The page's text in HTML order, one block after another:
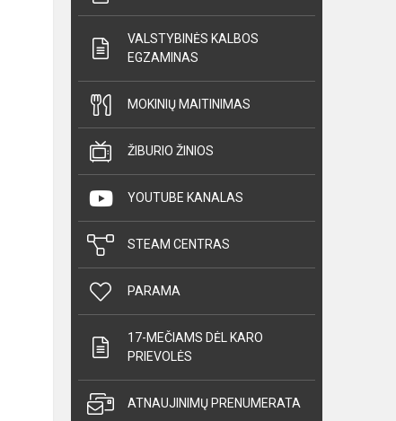
VALSTYBINĖS KALBOS
EGZAMINAS
MOKINIŲ MAITINIMAS
ŽIBURIO ŽINIOS
YOUTUBE KANALAS
STEAM CENTRAS
PARAMA
17-MEČIAMS DĖL KARO
PRIEVOLĖS
ATNAUJINIMŲ PRENUMERATA